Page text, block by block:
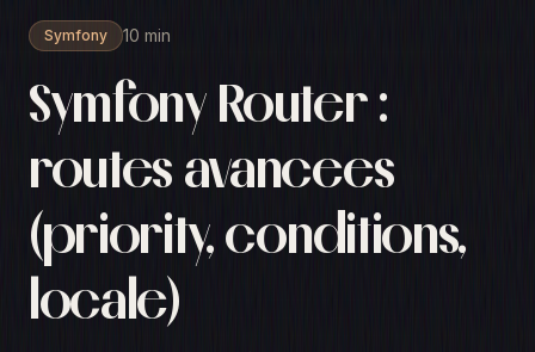
Symfony 10 min
Symfony Router :
routes avancees
(priority, conditions,
locale)